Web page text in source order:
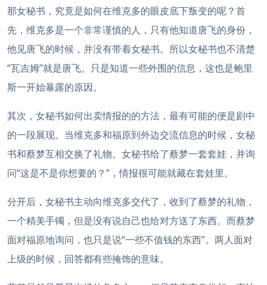
那女秘书，究竟是如何在维克多的眼皮底下叛变的呢？首
先，维克多是一个非常谨慎的人，只有他知道唐飞的身份，
他见唐飞的时候，并没有带着女秘书。所以女秘书也不清楚
“瓦吉姆”就是唐飞。只是知道一些外围的信息，这也是鲍里
斯一开始暴露的原因。
其次，女秘书如何出卖情报的的方法，最有可能的便是剧中
的一段展现。当维克多和福原到外边交流信息的时候，女秘
书和蔡梦互相交换了礼物。女秘书给了蔡梦一套套娃，并询
问“这是不是你想要的？”，情报很可能就藏在套娃里。
分开后，女秘书主动向维克多交代了，收到了蔡梦的礼物，
一个精美手镯，但是没有说自己也给对方送了东西。而蔡梦
面对福原地询问，也只是说“一些不值钱的东西”。两人面对
上级的时候，回答都有些掩饰的意味。